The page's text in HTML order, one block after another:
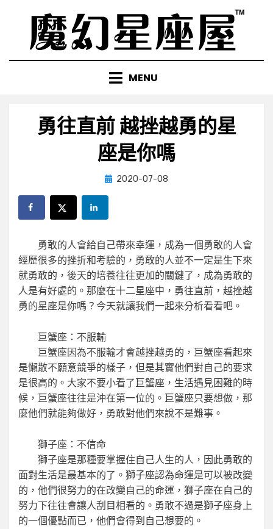
content
MENU
勇往直前 越挫越勇的星
座是你嗎
by小編
Posted
2020-07-08
勇敢的人會給自己帶來幸運，成為一個勇敢的人會
經歷很多的挫折和考驗的，勇敢的人並不一定是生下來
就勇敢的，後天的培養往往更加的關鍵了，成為勇敢的
人是有好處的。那麼在十二星座中，勇往直前，越挫越
勇的星座是你嗎？今天就讓我們一起來分析看看吧。
巨蟹座：不服輸
巨蟹座因為不服輸才會越挫越勇的，巨蟹座看起來
是懶散不願意競爭的樣子，但是其實他們對自己的要求
是很高的。大家不要小看了巨蟹座，生活遇見困難的時
候，巨蟹座往往是沖在第一位的。巨蟹座只要想做，那
麼他們就能夠做好，勇敢對他們來說不是難事。
獅子座：不信命
獅子座是那種要掌握住自己人生的人，因此勇敢的
面對生活是最基本的了。獅子座認為命運是可以被改變
的，他們很努力的在改變自己的命運，獅子座在自己的
努力下往往會讓人刮目相看的。勇敢不過是獅子座身上
的一個優點而已，他們會得到自己想要的。